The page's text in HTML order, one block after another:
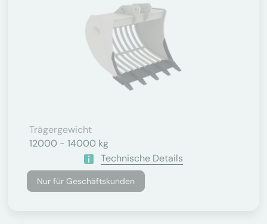
Trägergewicht
12000 - 14000 kg
Technische Details
Nur für Geschäftskunden